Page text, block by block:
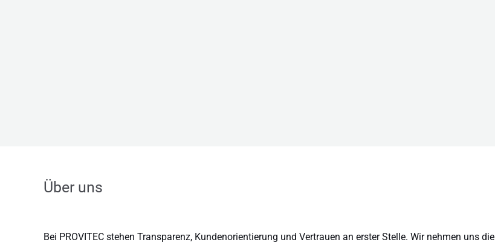
Über uns
Bei PROVITEC stehen Transparenz, Kundenorientierung und Vertrauen an erster Stelle. Wir nehmen uns die